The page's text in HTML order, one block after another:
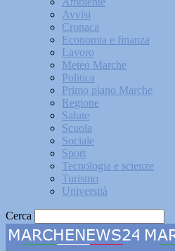
Avvisi
Cronaca
Economia e finanza
Lavoro
Meteo Marche
Politica
Primo piano Marche
Regione
Salute
Scuola
Sociale
Sport
Tecnologia e scienze
Turismo
Università
Cerca